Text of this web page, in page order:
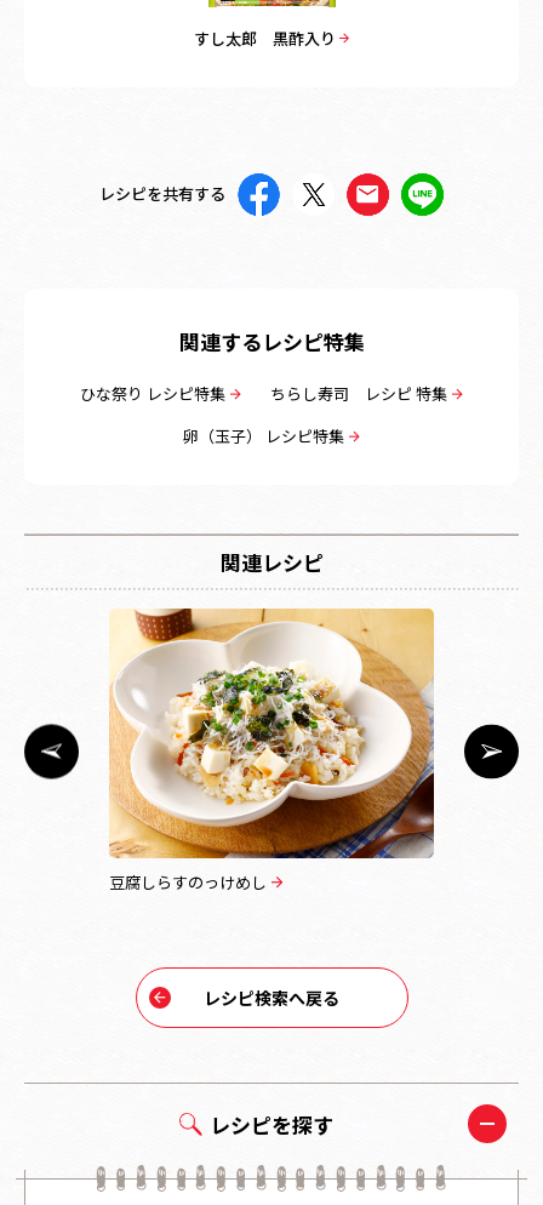
レシピを探す
すし太郎 黒酢入り
レシピを共有する
関連するレシピ特集
ひな祭り レシピ特集
ちらし寿司 レシピ 特集
卵（玉子） レシピ特集
関連レシピ
豆腐しらすのっけめし
レシピ検索へ戻る